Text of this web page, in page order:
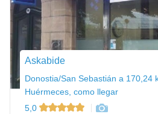
Askabide
Donostia/San Sebastián a 170,24
Huérmeces, como llegar
5,0